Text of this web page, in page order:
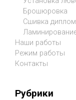
Брошюровка
Сшивка
Наши работы
Режим работы
Контакты
Рубрики